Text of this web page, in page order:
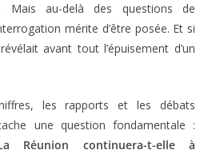
Mais au-delà des questions de
mérite d’être posée. Et si
avant tout l’épuisement d’un
les rapports et les débats
une question fondamentale :
Réunion continuera-t-elle à